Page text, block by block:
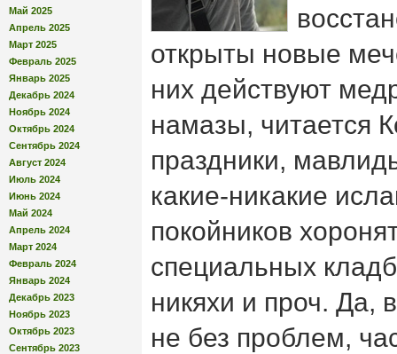
Май 2025
Апрель 2025
Март 2025
Февраль 2025
Январь 2025
Декабрь 2024
Ноябрь 2024
Октябрь 2024
Сентябрь 2024
Август 2024
Июль 2024
Июнь 2024
Май 2024
Апрель 2024
Март 2024
Февраль 2024
Январь 2024
Декабрь 2023
Ноябрь 2023
Октябрь 2023
Сентябрь 2023
открыты новые
них действуют
намазы, читается
праздники,
какие-никакие
покойников
специальных
никяхи и проч. Да,
не без проблем,